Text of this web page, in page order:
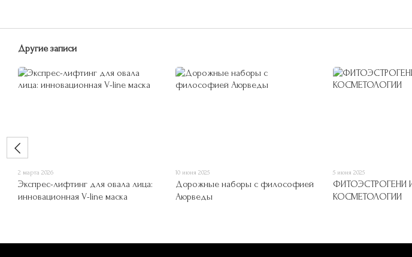
Другие записи
2 марта 2026
Экспрес-лифтинг для овала лица:
инновационная V-line маска
10 июня 2025
Дорожные наборы с философией
Аюрведы
5 июня 2025
ФИТОЭСТРОГЕНИ
КОСМЕТОЛОГИИ